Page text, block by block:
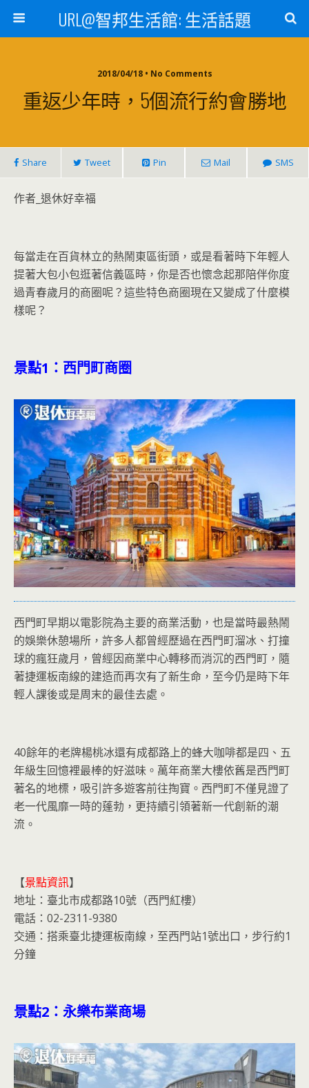
URL@智邦生活館: 生活話題
2018/04/18 • No Comments
重返少年時，5個流行約會勝地
Share Tweet Pin Mail SMS
作者_退休好幸福
每當走在百貨林立的熱鬧東區街頭，或是看著時下年輕人
提著大包小包逛著信義區時，你是否也懷念起那陪伴你度
過青春歲月的商圈呢？這些特色商圈現在又變成了什麼模
樣呢？
景點1 ：西門町商圈
西門町早期以電影院為主要的商業活動，也是當時最熱鬧
的娛樂休憩場所，許多人都曾經歷過在西門町溜冰、打撞
球的瘋狂歲月，曾經因商業中心轉移而消沉的西門町，隨
著捷運板南線的建造而再次有了新生命，至今仍是時下年
輕人課後或是周末的最佳去處。
40餘年的老牌楊桃冰還有成都路上的蜂大咖啡都是四、五
年級生回憶裡最棒的好滋味。萬年商業大樓依舊是西門町
著名的地標，吸引許多遊客前往掏寶。西門町不僅見證了
老一代風靡一時的蓬勃，更持續引領著新一代創新的潮
流。
【景點資訊】
地址：臺北市成都路10號（西門紅樓）
電話：02-2311-9380
交通：搭乘臺北捷運板南線，至西門站1號出口，步行約1
分鐘
景點2 ：永樂布業商場